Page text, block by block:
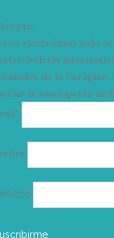
Acepto
electrónico solo
boletín
de la
la suscripción
electrónico